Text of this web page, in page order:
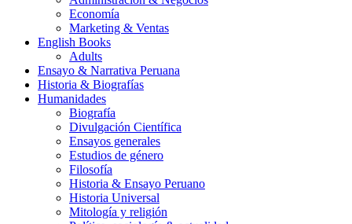
Economía
Marketing & Ventas
English Books
Adults
Ensayo & Narrativa Peruana
Historia & Biografías
Humanidades
Biografía
Divulgación Científica
Ensayos generales
Estudios de género
Filosofía
Historia & Ensayo Peruano
Historia Universal
Mitología y religión